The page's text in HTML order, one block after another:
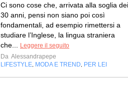
Ci sono cose che, arrivata alla soglia dei
30 anni, pensi non siano poi così
fondamentali, ad esempio rimettersi a
studiare l’Inglese, la lingua straniera
che...
Leggere il seguito
Da Alessandrapepe
LIFESTYLE MODA E TREND PER LEI